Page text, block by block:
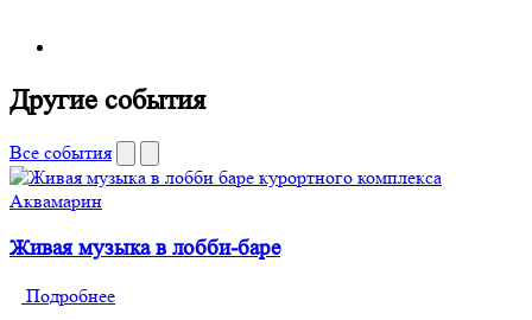
Другие события
Все события
Живая музыка в лобби-баре
Подробнее